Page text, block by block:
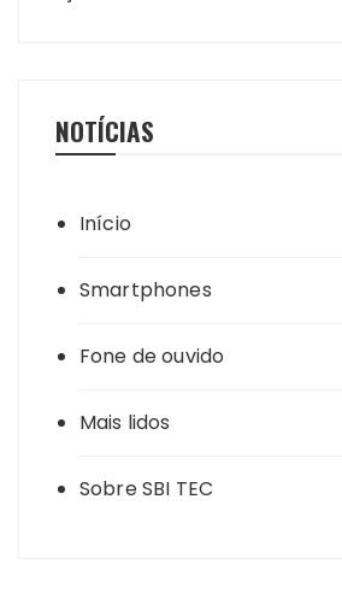
NOTÍCIAS
Início
Smartphones
Fone de ouvido
Mais lidos
Sobre SBI TEC